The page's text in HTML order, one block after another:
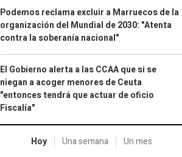
Podemos reclama excluir a Marruecos de la
organización del Mundial de 2030: "Atenta
contra la soberanía nacional"
El Gobierno alerta a las CCAA que si se
niegan a acoger menores de Ceuta
"entonces tendrá que actuar de oficio
Fiscalía"
Hoy Una semana Un mes